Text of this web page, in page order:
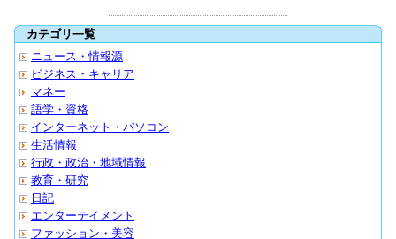
カテゴリ一覧
ニュース・情報源
ビジネス・キャリア
マネー
語学・資格
インターネット・パソコン
生活情報
行政・政治・地域情報
教育・研究
日記
エンターテイメント
ファッション・美容